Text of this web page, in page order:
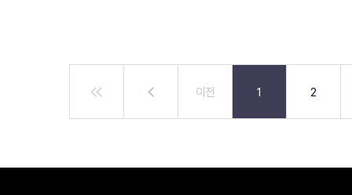
이전 1 2